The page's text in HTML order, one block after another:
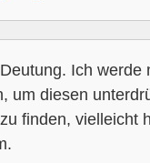
Ich werde
um diesen
finden, vielleicht